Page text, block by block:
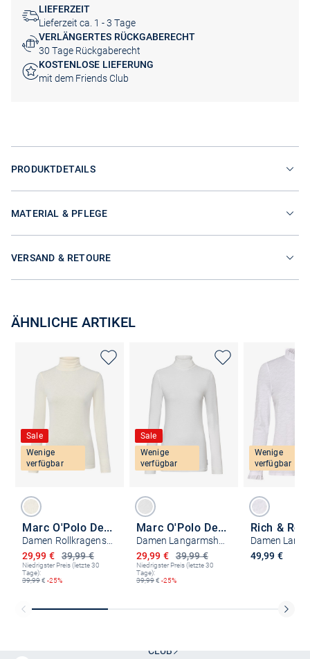
LIEFERZEIT
Lieferzeit ca. 1 - 3 Tage
VERLÄNGERTES RÜCKGABERECHT
30 Tage Rückgaberecht
KOSTENLOSE LIEFERUNG
mit dem Friends Club
PRODUKTDETAILS
MATERIAL & PFLEGE
VERSAND & RETOURE
ÄHNLICHE ARTIKEL
Sale
Wenige
verfügbar
Marc O'Polo Denim
Damen Rollkragenshirt
39,99 €
Ermäßigter Preis
29,99 €
Niedrigster Preis (letzte 30
Tage):
39,99€ -25%
Sale
Wenige
verfügbar
Marc O'Polo Denim
39,99 €
Ermäßigter Preis
29,99 €
Niedrigster Preis (letzte 30
Tage):
39,99€ -25%
Wenige
verfügbar
Rich &
49,99 €
CLUB